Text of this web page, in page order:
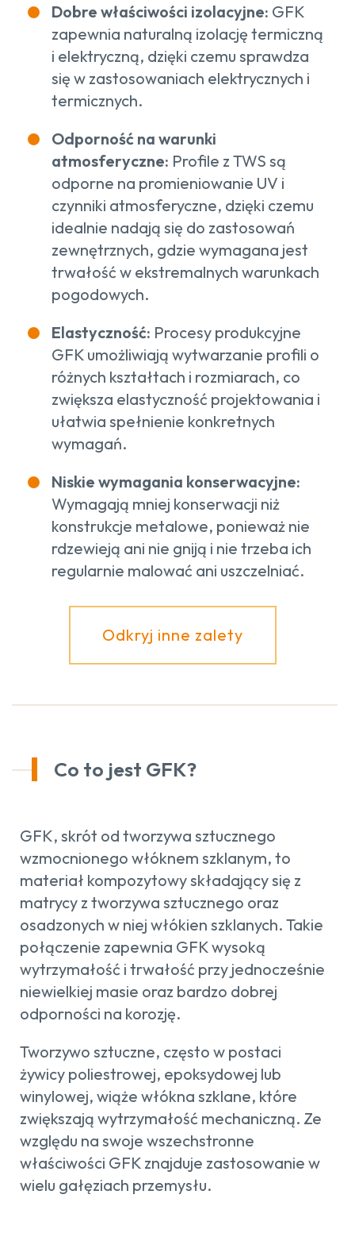
Dobre właściwości izolacyjne: GFK
zapewnia naturalną izolację termiczną
i elektryczną, dzięki czemu sprawdza
się w zastosowaniach elektrycznych i
termicznych.
Odporność na warunki
atmosferyczne: Profile z TWS są
odporne na promieniowanie UV i
czynniki atmosferyczne, dzięki czemu
idealnie nadają się do zastosowań
zewnętrznych, gdzie wymagana jest
trwałość w ekstremalnych warunkach
pogodowych.
Elastyczność: Procesy produkcyjne
GFK umożliwiają wytwarzanie profili o
różnych kształtach i rozmiarach, co
zwiększa elastyczność projektowania i
ułatwia spełnienie konkretnych
wymagań.
Niskie wymagania konserwacyjne:
Wymagają mniej konserwacji niż
konstrukcje metalowe, ponieważ nie
rdzewieją ani nie gniją i nie trzeba ich
regularnie malować ani uszczelniać.
Odkryj inne zalety
Co to jest GFK?
GFK, skrót od tworzywa sztucznego
wzmocnionego włóknem szklanym, to
materiał kompozytowy składający się z
matrycy z tworzywa sztucznego oraz
osadzonych w niej włókien szklanych. Takie
połączenie zapewnia GFK wysoką
wytrzymałość i trwałość przy jednocześnie
niewielkiej masie oraz bardzo dobrej
odporności na korozję.
Tworzywo sztuczne, często w postaci
żywicy poliestrowej, epoksydowej lub
winylowej, wiąże włókna szklane, które
zwiększają wytrzymałość mechaniczną. Ze
względu na swoje wszechstronne
właściwości GFK znajduje zastosowanie w
wielu gałęziach przemysłu.